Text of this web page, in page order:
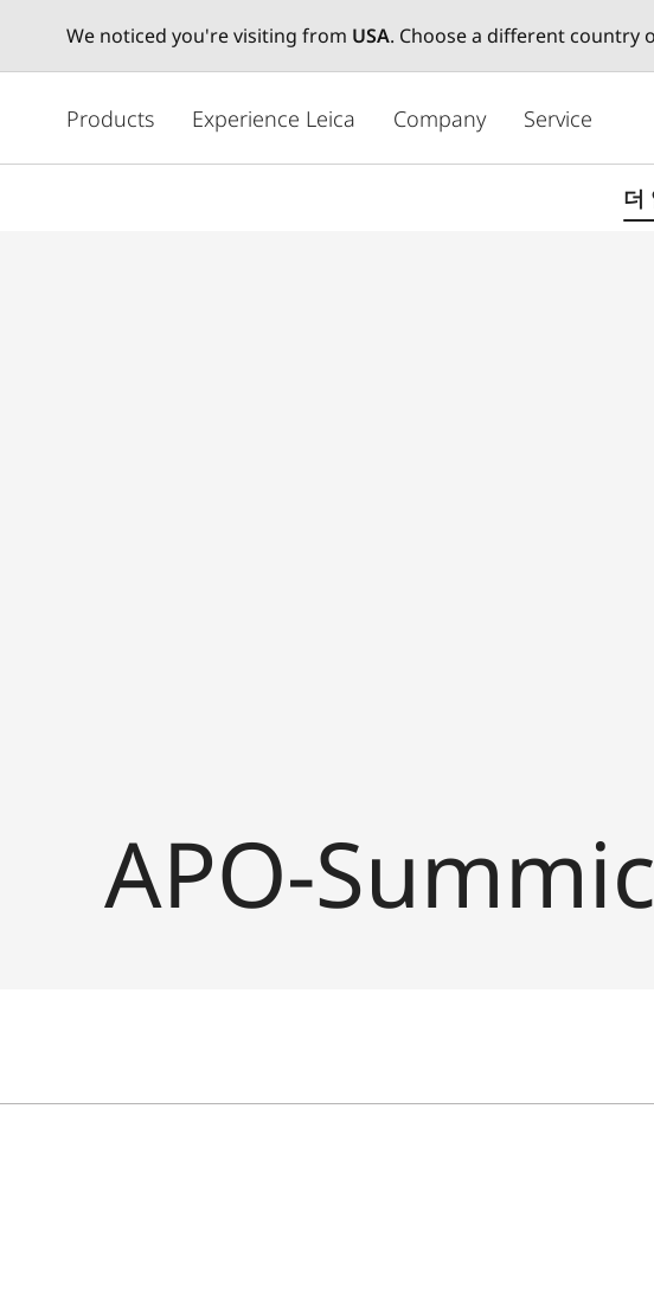
We noticed you're visiting from USA. Choose a different country
텐
Products Experience Leica Company Service
더
APO-